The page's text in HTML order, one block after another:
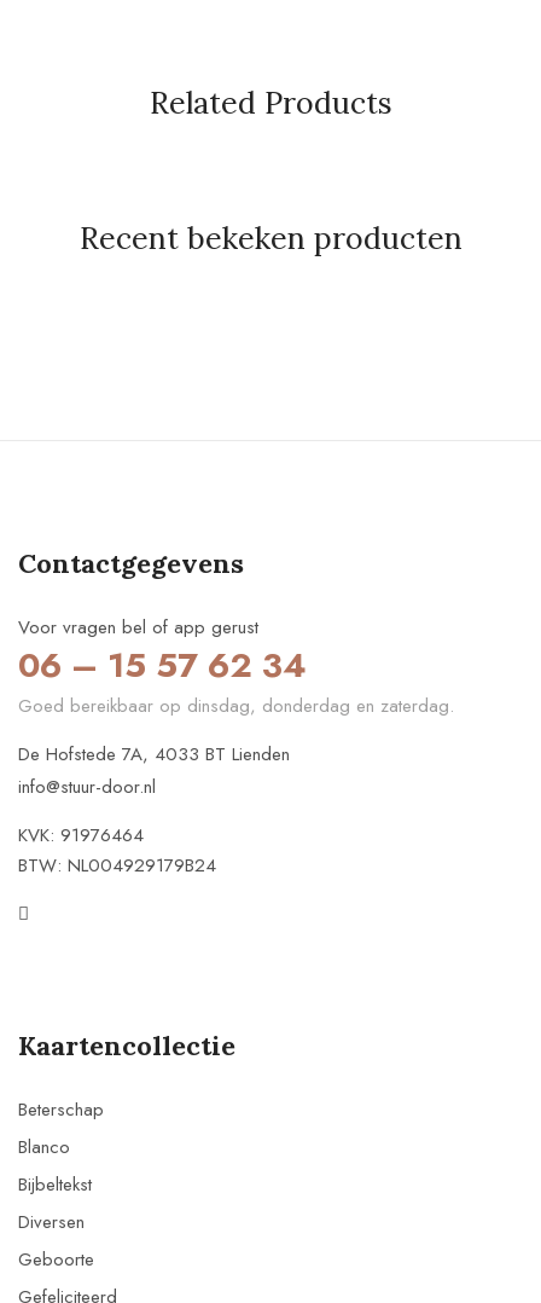
Related Products
Recent bekeken producten
Contactgegevens
Voor vragen bel of app gerust
06 – 15 57 62 34
Goed bereikbaar op dinsdag, donderdag en zaterdag.
De Hofstede 7A, 4033 BT Lienden
info@stuur-door.nl
KVK: 91976464
BTW: NL004929179B24
Kaartencollectie
Beterschap
Blanco
Bijbeltekst
Diversen
Geboorte
Gefeliciteerd